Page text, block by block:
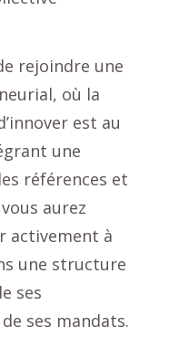
rejoindre une
où la
est au
une
références et
aurez
activement à
une structure
ses
ses mandats.